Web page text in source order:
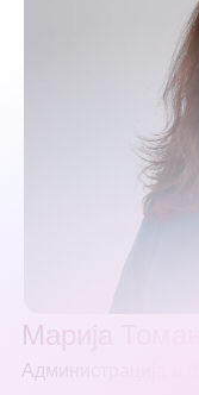
Марија
Администрација и